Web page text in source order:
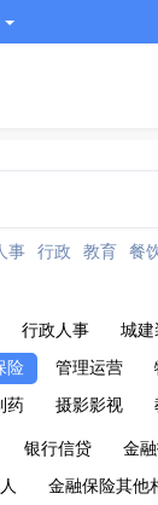
事 行政 教育 餐
行政人事 城建
险 管理运营
药 摄影影视
银行信贷 金
金融保险其他